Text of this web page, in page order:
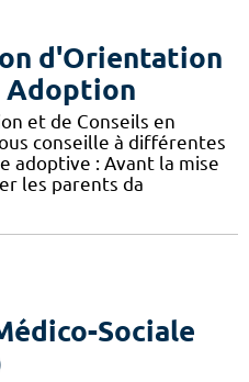
d'Orientation
Adoption
et de Conseils en
conseille à différentes
adoptive : Avant la mise
les parents da
Sociale